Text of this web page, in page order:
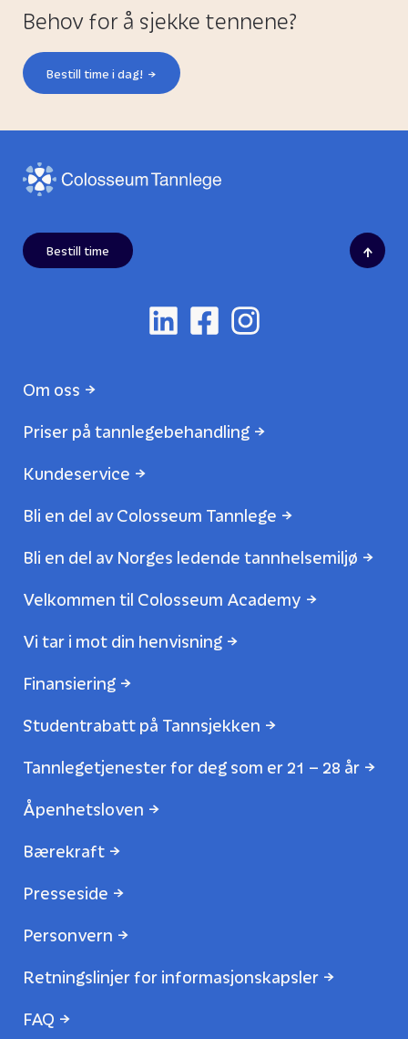
Behov for å sjekke tennene?
Bestill time i dag!
Bestill time
Om oss
Priser på tannlegebehandling
Kundeservice
Bli en del av Colosseum Tannlege
Bli en del av Norges ledende tannhelsemiljø
Velkommen til Colosseum Academy
Vi tar i mot din henvisning
Finansiering
Studentrabatt på Tannsjekken
Tannlegetjenester for deg som er 21 – 28 år
Åpenhetsloven
Bærekraft
Presseside
Personvern
Retningslinjer for informasjonskapsler
FAQ
↑